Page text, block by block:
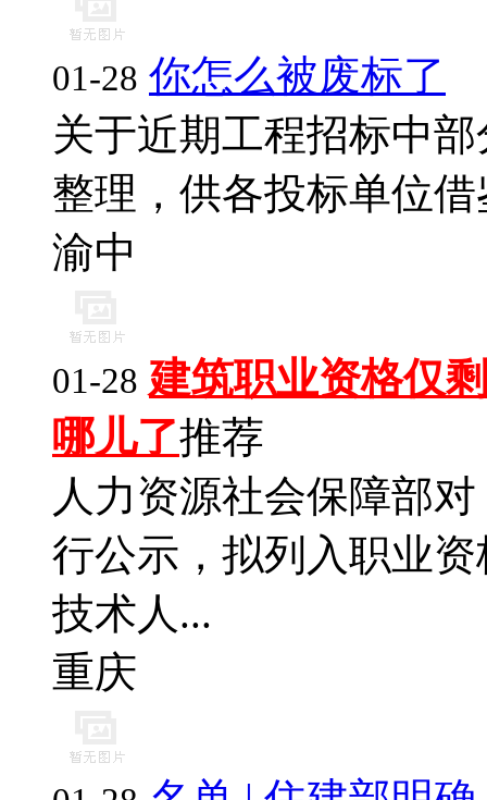
01-28 你怎么被废标了
关于近期工程招标中
整理，供各投标单位
渝中
01-28 建筑职业资格仅
哪儿了推荐
人力资源社会保障部
行公示，拟列入职业
技术人...
重庆